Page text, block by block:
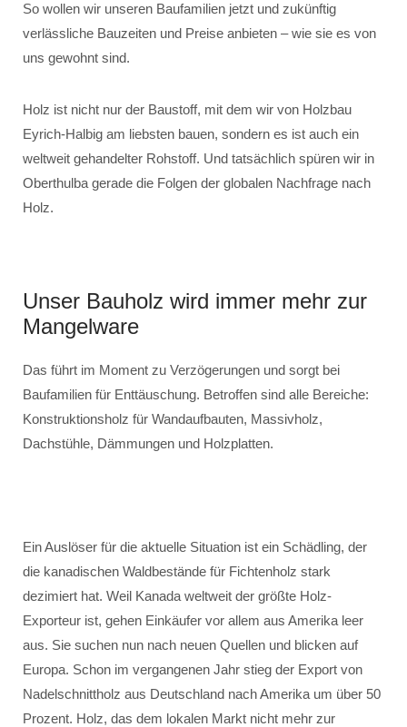
So wollen wir unseren Baufamilien jetzt und zukünftig
verlässliche Bauzeiten und Preise anbieten – wie sie es von
uns gewohnt sind.
Holz ist nicht nur der Baustoff, mit dem wir von Holzbau
Eyrich-Halbig am liebsten bauen, sondern es ist auch ein
weltweit gehandelter Rohstoff. Und tatsächlich spüren wir in
Oberthulba gerade die Folgen der globalen Nachfrage nach
Holz.
Unser Bauholz wird immer mehr zur
Mangelware
Das führt im Moment zu Verzögerungen und sorgt bei
Baufamilien für Enttäuschung. Betroffen sind alle Bereiche:
Konstruktionsholz für Wandaufbauten, Massivholz,
Dachstühle, Dämmungen und Holzplatten.
Ein Auslöser für die aktuelle Situation ist ein Schädling, der
die kanadischen Waldbestände für Fichtenholz stark
dezimiert hat. Weil Kanada weltweit der größte Holz-
Exporteur ist, gehen Einkäufer vor allem aus Amerika leer
aus. Sie suchen nun nach neuen Quellen und blicken auf
Europa. Schon im vergangenen Jahr stieg der Export von
Nadelschnittholz aus Deutschland nach Amerika um über 50
Prozent. Holz, das dem lokalen Markt nicht mehr zur